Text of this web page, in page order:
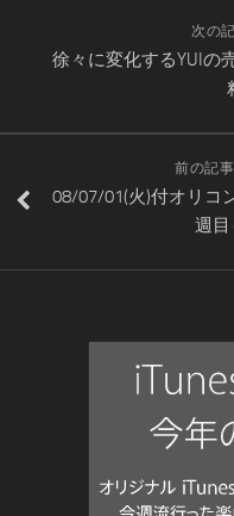
次の
徐々に変化するYUIの
前の記事
08/07/01(火)付オリコ
週目